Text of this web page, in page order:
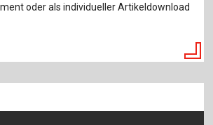
oder als individueller Artikeldownload